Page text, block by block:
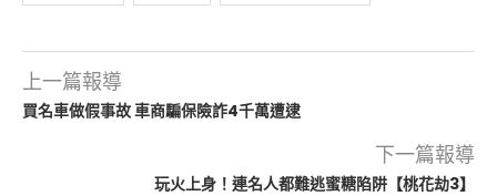
上一篇報導
買名車做假事故 車商騙保險詐4千萬遭逮
下一篇報導
玩火上身！連名人都難逃蜜糖陷阱【桃花劫3】